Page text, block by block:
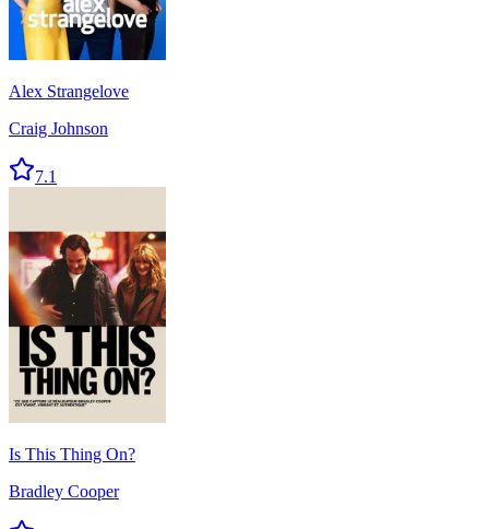
Alex Strangelove
Craig Johnson
7.1
Is This Thing On?
Bradley Cooper